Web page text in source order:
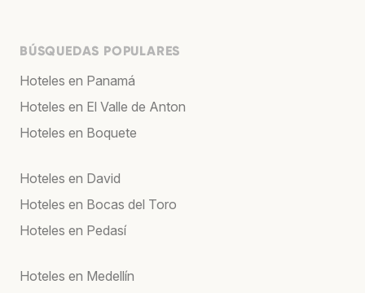
BÚSQUEDAS POPULARES
Hoteles en Panamá
Hoteles en El Valle de Anton
Hoteles en Boquete
Hoteles en David
Hoteles en Bocas del Toro
Hoteles en Pedasí
Hoteles en Medellín